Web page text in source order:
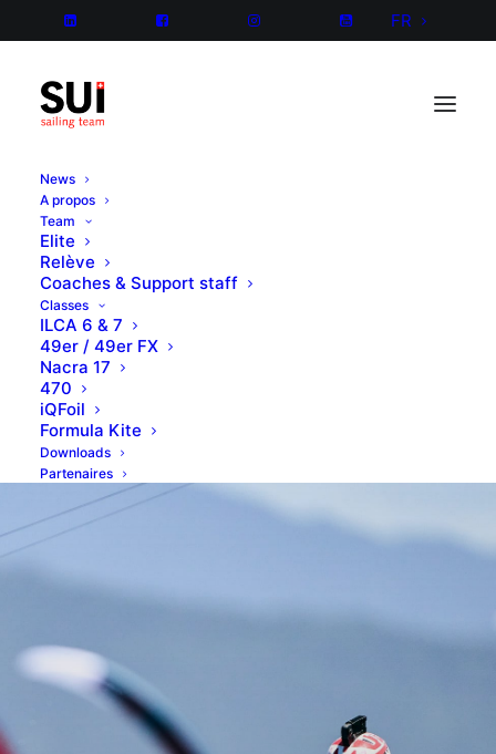
FR
News
A propos
Team
Elite
Relève
Coaches & Support staff
Classes
ILCA 6 & 7
49er / 49er FX
Nacra 17
470
iQFoil
Formula Kite
Downloads
Partenaires